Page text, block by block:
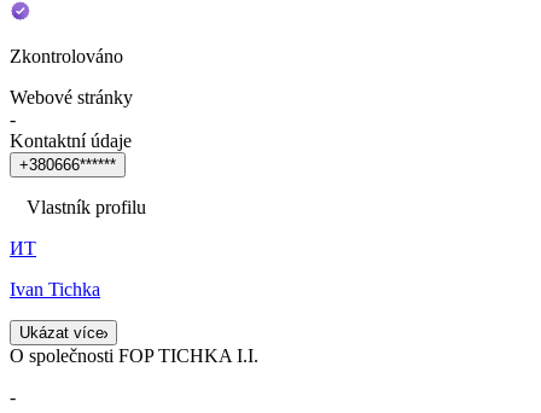
Zkontrolováno
Webové stránky
-
Kontaktní údaje
+380666******
Vlastník profilu
ИТ
Ivan Tichka
Ukázat více
O společnosti FOP TICHKA I.I.
-